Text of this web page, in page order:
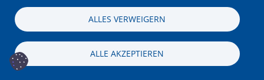
“Scream – the Female
Experience of the Kalavritan
Tragedy,” Municipal Museum
ALLES VERWEIGERN
ALLE AKZEPTIEREN